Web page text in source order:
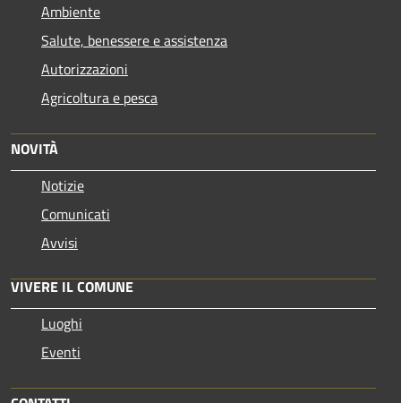
Ambiente
Salute, benessere e assistenza
Autorizzazioni
Agricoltura e pesca
NOVITÀ
Notizie
Comunicati
Avvisi
VIVERE IL COMUNE
Luoghi
Eventi